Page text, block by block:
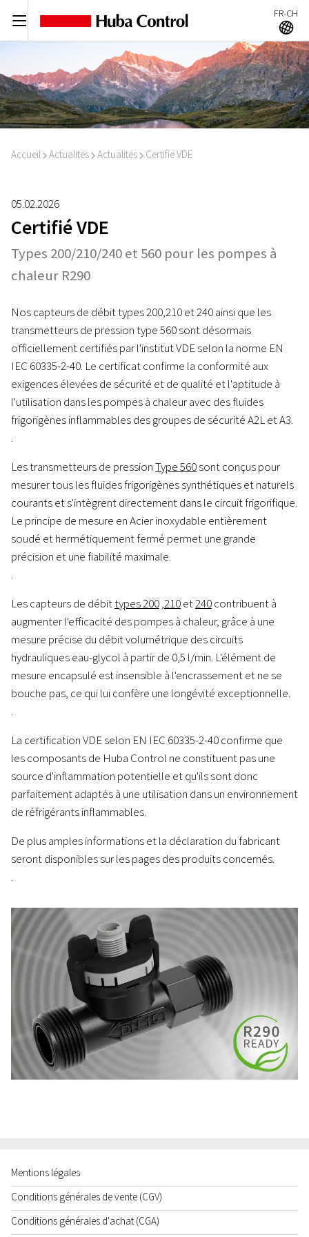
C FR-CH
A
Accueil I Actualités I Actualités I Certifié VDE
05.02.2026
Certifié VDE
Types 200/210/240 et 560 pour les pompes à
chaleur R290
Nos capteurs de débit types 200,210 et 240 ainsi que les
transmetteurs de pression type 560 sont désormais
officiellement certifiés par l'institut VDE selon la norme EN
IEC 60335-2-40. Le certificat confirme la conformité aux
exigences élevées de sécurité et de qualité et l'aptitude à
l'utilisation dans les pompes à chaleuravec des fluides
frigorigènes inflammables des groupes de sécurité A2L et A3.
.
Les transmetteurs de pressionType 560sont conçus pour
mesurer tous les fluides frigorigènes synthétiques et naturels
courants et s'intègrent directement dans le circuit frigorifique.
Le principe de mesure en Acier inoxydable entièrement
soudé et hermétiquement fermé permet une grande
précision et une fiabilité maximale.
.
Les capteurs de débittypes 200,210et240contribuent à
augmenter l'efficacité des pompes à chaleur, grâce à une
mesure précise du débit volumétrique des circuits
hydrauliques eau-glycol à partir de 0,5 l/min. L'élément de
mesure encapsulé est insensible à l'encrassement et ne se
bouche pas, ce qui lui confère une longévité exceptionnelle.
.
La certification VDE selon EN IEC 60335-2-40 confirme que
les composants de Huba Control ne constituent pas une
source d'inflammation potentielle et qu'ils sont donc
parfaitement adaptés à une utilisation dans un environnement
de réfrigérants inflammables.
De plus amples informations et la déclaration du fabricant
seront disponibles sur les pages des produits concernés.
.
Mentions légales
Conditions générales de vente (CGV)
Conditions générales d'achat (CGA)